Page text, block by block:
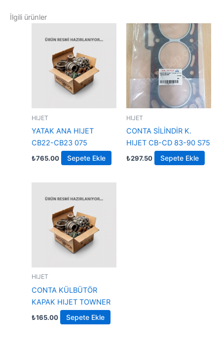
İlgili ürünler
HIJET
YATAK ANA HIJET
CB22-CB23 075
₺765.00 Sepete Ekle
HIJET
CONTA SİLİNDİR K.
HIJET CB-CD 83-90 S75
₺297.50 Sepete Ekle
HIJET
CONTA KÜLBÜTÖR
KAPAK HIJET TOWNER
₺165.00 Sepete Ekle